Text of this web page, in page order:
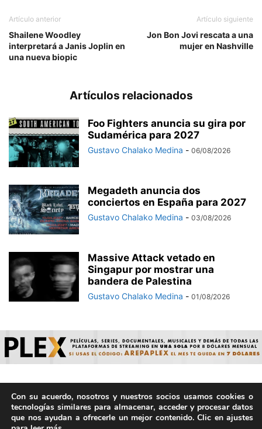
Artículo anterior
Shailene Woodley
interpretará a Janis Joplin en
una nueva biopic
Artículo siguiente
Jon Bon Jovi rescata a una
mujer en Nashville
Artículos relacionados
Foo Fighters anuncia su gira por
Sudamérica para 2027
Gustavo Chalako Medina - 06/08/2026
Megadeth anuncia dos
conciertos en España para 2027
Gustavo Chalako Medina - 03/08/2026
Massive Attack vetado en
Singapur por mostrar una
bandera de Palestina
Gustavo Chalako Medina - 01/08/2026
© ArepaVolatil.Com 2021-2025 - Hecho por humanos, no por
IA. | Todos los derechos reservados.
Con su acuerdo, nosotros y nuestros socios usamos cookies o
tecnologías similares para almacenar, acceder y procesar datos
que nos ayudan a ofrecerle un mejor contenido. Clic en ajustes